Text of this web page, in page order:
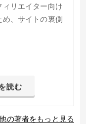
リエイター向け
、サイトの裏側
読む
の著者をもっと見る